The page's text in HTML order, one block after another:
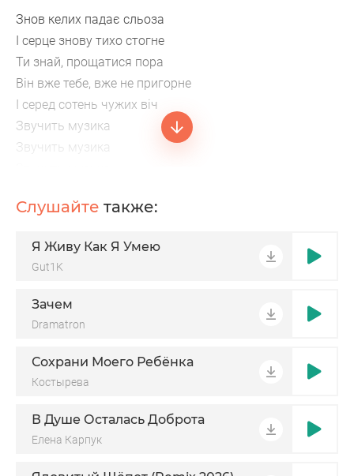
Знов келих падає сльоза
І серце знову тихо стогне
Ти знай, прощатися пора
Він вже тебе, вже не пригорне
І серед сотень чужих віч
Звучить музика
Звучить музика
Звуч
Знов в келих падає сльоза
І серце знову тихо стогне
Ти знай, прощатися пора
Слушайте также:
Я Живу Как Я Умею
Gut1K
Зачем
Dramatron
Сохрани Моего Ребёнка
Костырева
В Душе Осталась Доброта
Елена Карпук